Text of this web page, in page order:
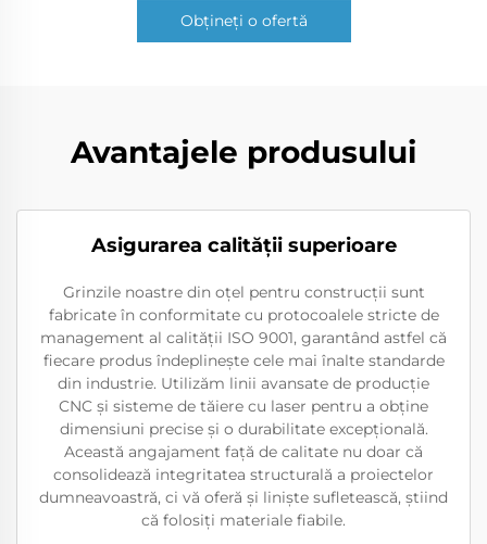
Obțineți o ofertă
Avantajele produsului
Asigurarea calităţii superioare
Grinzile noastre din oțel pentru construcții sunt
fabricate în conformitate cu protocoalele stricte de
management al calității ISO 9001, garantând astfel că
fiecare produs îndeplinește cele mai înalte standarde
din industrie. Utilizăm linii avansate de producție
CNC și sisteme de tăiere cu laser pentru a obține
dimensiuni precise și o durabilitate excepțională.
Această angajament față de calitate nu doar că
consolidează integritatea structurală a proiectelor
dumneavoastră, ci vă oferă și liniște sufletească, știind
că folosiți materiale fiabile.